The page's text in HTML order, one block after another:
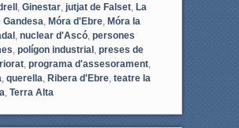
, Ginestar, jutjat de Falset, La
Gandesa Móra d'Ebre, Móra la
, nuclear d'Ascó, persones
polígon industrial, preses de
, programa d'assesorament,
querella Ribera d'Ebre, teatre la
Terra Alta